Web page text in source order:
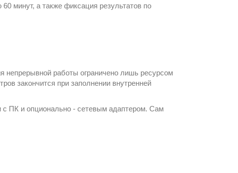
минут, а также фиксация результатов по
непрерывной работы ограничено лишь ресурсом
закончится при заполнении внутренней
с ПК и опционально - сетевым адаптером. Сам